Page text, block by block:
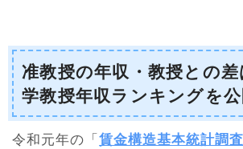
准教授の年収・教授との
学教授年収ランキングを公
令和元年の「賃金構造基本統計調査